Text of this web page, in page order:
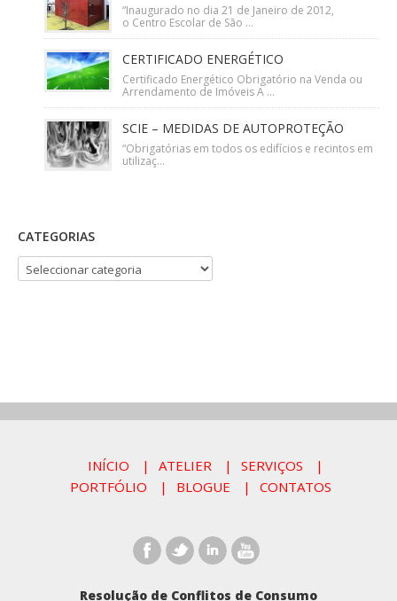
“Inaugurado no dia 21 de Janeiro de 2012,
o Centro Escolar de São ...
CERTIFICADO ENERGÉTICO
Certificado Energético Obrigatório na Venda ou
Arrendamento de Imóveis A ...
SCIE – MEDIDAS DE AUTOPROTEÇÃO
“Obrigatórias em todos os edifícios e recintos em
utilizaç...
CATEGORIAS
CATEGORIAS
INÍCIO ATELIER
SERVIÇOS
PORTFÓLIO
BLOGUE CONTATOS
Resolução de Conflitos de Consumo